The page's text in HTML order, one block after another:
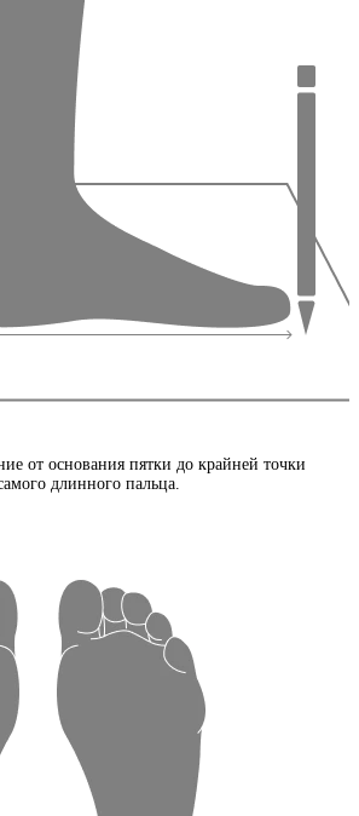
от основания пятки до крайней точки
длинного пальца.